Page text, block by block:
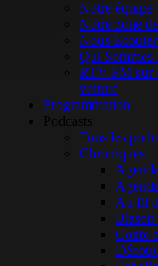
Notre équipe
Notre zone
Nous Écouter
Qui Sommes
RTV FM sur
voiture
Programmation
Podcasts
Tous les
Chroniques
Au fil
Blason
Conte